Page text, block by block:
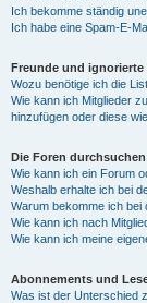
Ich bekomme ständig
Ich habe eine Spam-E-
Freunde und ignorierte
Wozu benötige ich die
Wie kann ich Mitglieder
hinzufügen oder diese
Die Foren durchsuchen
Wie kann ich ein Forum
Weshalb erhalte ich bei
Warum bekomme ich bei
Wie kann ich nach
Wie kann ich meine
Abonnements und
Was ist der Unterschied